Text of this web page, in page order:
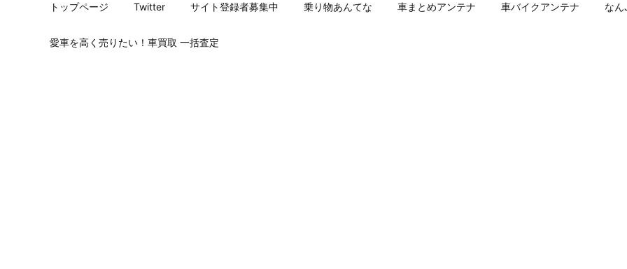
トップページ Twitter サイト登録者募集中 乗り物あんてな 車まとめアンテナ 車バイクアンテナ な
愛車を高く売りたい！車買取 一括査定